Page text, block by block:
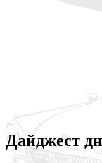
Дайджест